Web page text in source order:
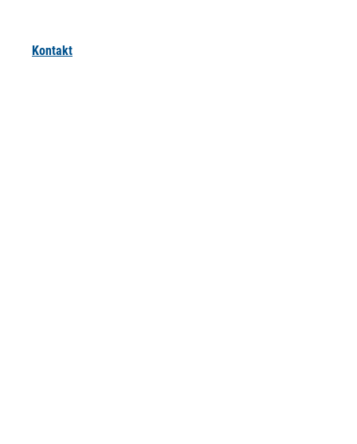
Kontakt